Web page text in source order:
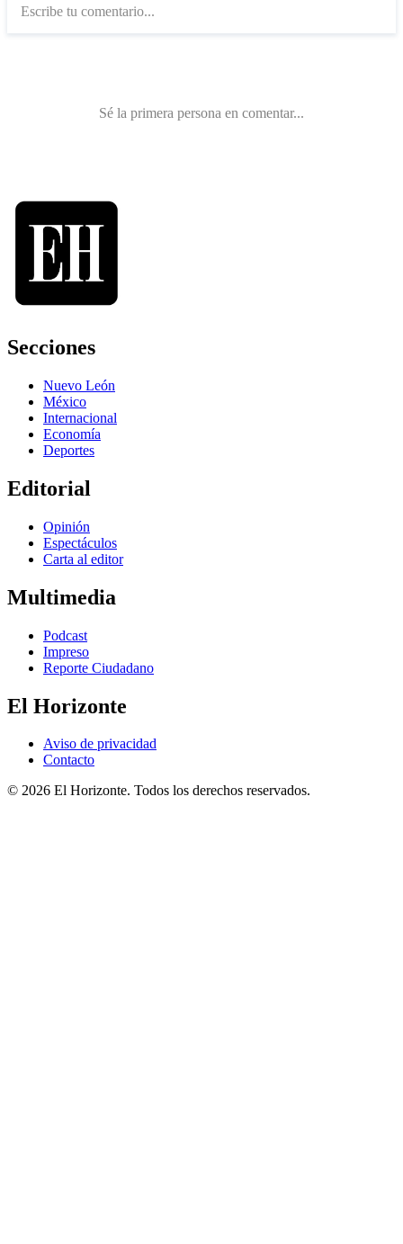
Secciones
Nuevo León
México
Internacional
Economía
Deportes
Editorial
Opinión
Espectáculos
Carta al editor
Multimedia
Podcast
Impreso
Reporte Ciudadano
El Horizonte
Aviso de privacidad
Contacto
© 2026 El Horizonte. Todos los derechos reservados.